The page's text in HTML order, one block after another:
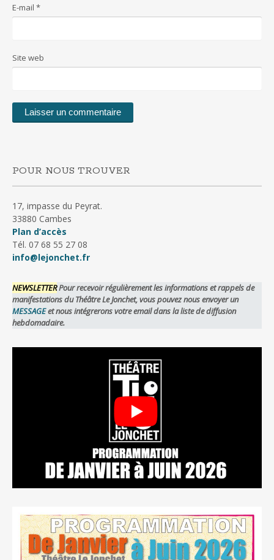
E-mail *
Site web
POUR NOUS TROUVER
17, impasse du Peyrat.
33880 Cambes
Plan d’accès
Tél. 07 68 55 27 08
info@lejonchet.fr
NEWSLETTERPour recevoir régulièrement les informations et rappels de
manifestations du Théâtre Le Jonchet, vous pouvez nous envoyer un
MESSAGEet nous intégrerons votre email dans la liste de diffusion
hebdomadaire.